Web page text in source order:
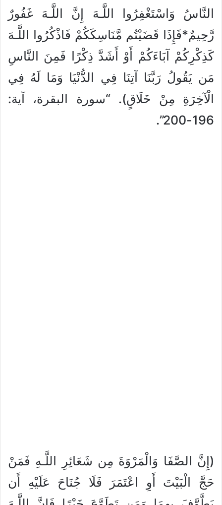
النَّاسُ وَاسْتَغْفِرُوا اللَّـهَ إِنَّ اللَّـهَ غَفُورٌ
رَّحِيمٌ*فَإِذَا قَضَيْتُم مَّنَاسِكَكُمْ فَاذْكُرُوا اللَّـهَ
كَذِكْرِكُمْ آبَاءَكُمْ أَوْ أَشَدَّ ذِكْرًا فَمِنَ النَّاسِ
مَن يَقُولُ رَبَّنَا آتِنَا فِي الدُّنْيَا وَمَا لَهُ فِي
الْآخِرَةِ مِنْ خَلَاقٍ). “سورة البقرة، آية:
196-200”.
(إِنَّ الصَّفَا وَالْمَرْوَةَ مِن شَعَائِرِ اللَّـهِ فَمَنْ
حَجَّ الْبَيْتَ أَوِ اعْتَمَرَ فَلَا جُنَاحَ عَلَيْهِ أَن